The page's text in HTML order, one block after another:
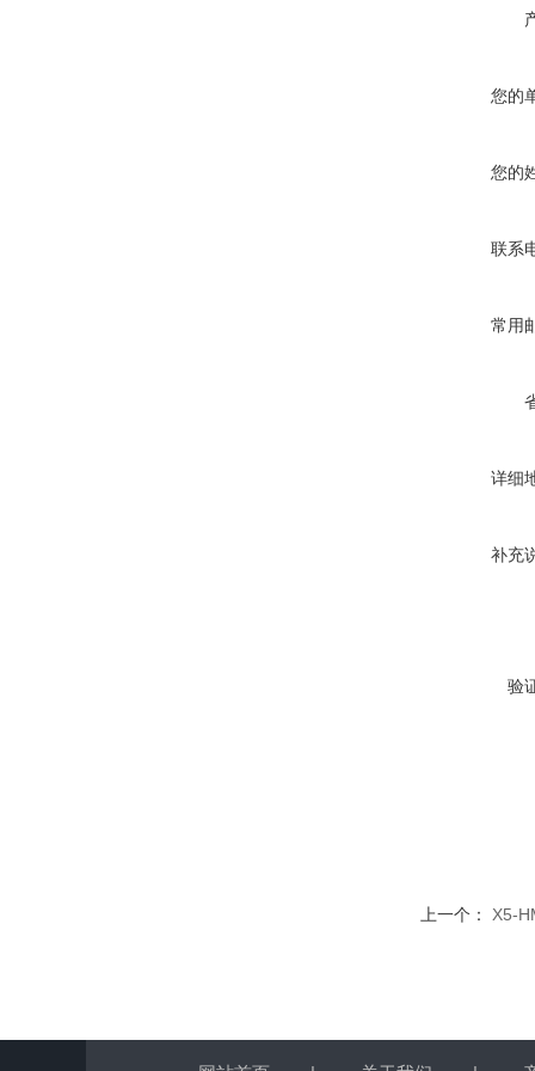
您的
您的
联系
常用
详细
补充
验
上一个： X5-